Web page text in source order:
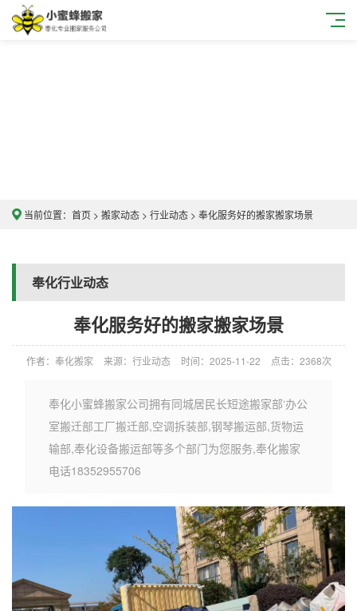
当前位置： 首页 > 搬家动态 > 行业动态 > 奉化服务好的搬家搬家场景
奉化行业动态
奉化服务好的搬家搬家场景
作者：奉化搬家 来源：行业动态 时间：2025-11-22 点击：2368次
奉化小蜜蜂搬家公司拥有同城居民长短途搬家部‘办公
室搬迁部工厂搬迁部,空调拆装部,钢琴搬运部,货物运
输部,奉化设备搬运部等多个部门为您服务,奉化搬家
电话18352955706